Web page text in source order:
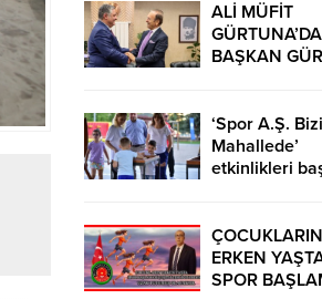
ALİ MÜFİT
BAŞKAN
‘Spor A.Ş.
Mahallede’
etkinlikleri
ÇOCUKLARIN
ERKEN
SPOR